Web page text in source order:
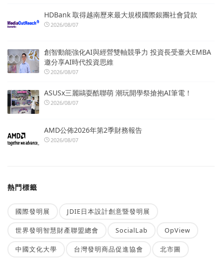
HDBank 取得越南歷來最大規模國際銀團社會貸款
2026/08/07
創智動能強化AI與經營雙軸競爭力 投資長受臺大EMBA
邀分享AI時代投資思維
2026/08/07
ASUSx三麗鷗耍酷聯萌 潮玩開學祭搶抱AI筆電！
2026/08/07
AMD公佈2026年第2季財務報告
2026/08/07
熱門標籤
國際發明展 JDIE日本設計創意暨發明展
世界發明智慧財產聯盟總會 SocialLab OpView
中國文化大學 台灣發明商品促進協會 北市圖